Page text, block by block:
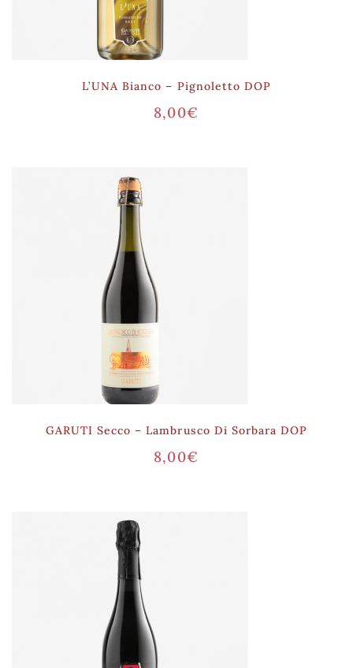
L’UNA Bianco – Pignoletto DOP
8,00€
GARUTI Secco – Lambrusco Di Sorbara DOP
8,00€